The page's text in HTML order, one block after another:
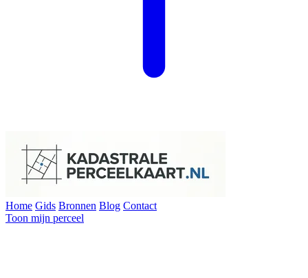
Home Gids Bronnen Blog Contact
Toon mijn perceel